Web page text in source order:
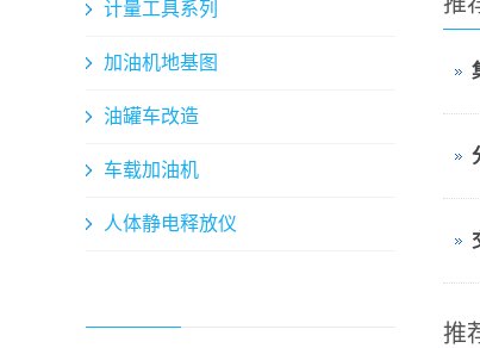
计量工具系列
加油机地基图
油罐车改造
车载加油机
人体静电释放仪
推